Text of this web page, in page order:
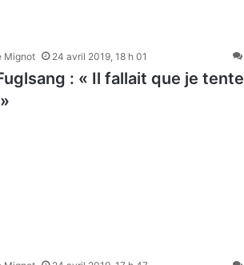
Mignot 24 avril 2019, 18 h 01
: « Il fallait que je tente